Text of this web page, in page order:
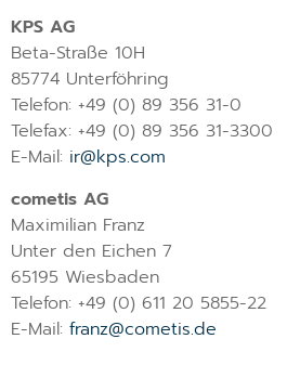
KPS AG
Beta-Straße 10H
85774 Unterföhring
Telefon: +49 (0) 89 356 31-0
Telefax: +49 (0) 89 356 31-3300
E-Mail: ir@kps.com
cometis AG
Maximilian Franz
Unter den Eichen 7
65195 Wiesbaden
Telefon: +49 (0) 611 20 5855-22
E-Mail: franz@cometis.de